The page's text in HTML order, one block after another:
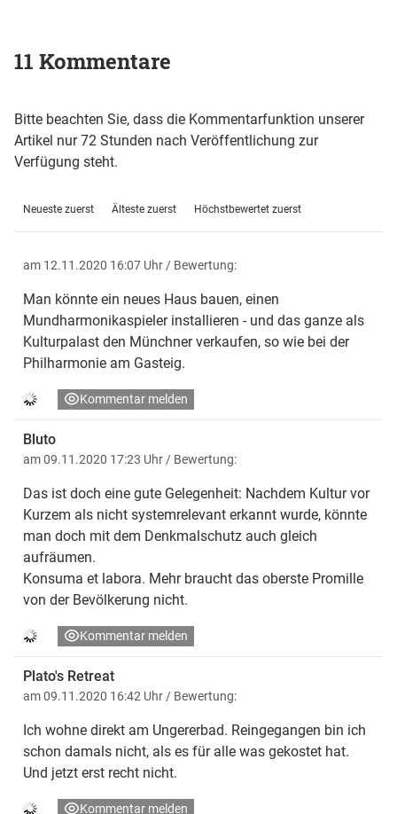
11 Kommentare
Bitte beachten Sie, dass die Kommentarfunktion unserer
Artikel nur 72 Stunden nach Veröffentlichung zur
Verfügung steht.
Neueste zuerst Älteste zuerst Höchstbewertet zuerst
am 12.11.2020 16:07 Uhr / Bewertung:
Man könnte ein neues Haus bauen, einen
Mundharmonikaspieler installieren - und das ganze als
Kulturpalast den Münchner verkaufen, so wie bei der
Philharmonie am Gasteig.
Kommentar melden
Bluto
am 09.11.2020 17:23 Uhr / Bewertung:
Das ist doch eine gute Gelegenheit: Nachdem Kultur vor
Kurzem als nicht systemrelevant erkannt wurde, könnte
man doch mit dem Denkmalschutz auch gleich
aufräumen.
Konsuma et labora. Mehr braucht das oberste Promille
von der Bevölkerung nicht.
Kommentar melden
Plato's Retreat
am 09.11.2020 16:42 Uhr / Bewertung:
Ich wohne direkt am Ungererbad. Reingegangen bin ich
schon damals nicht, als es für alle was gekostet hat.
Und jetzt erst recht nicht.
Kommentar melden